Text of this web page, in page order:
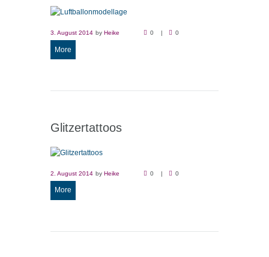
3. August 2014 by Heike 0 0
More
Glitzertattoos
2. August 2014 by Heike 0 0
More